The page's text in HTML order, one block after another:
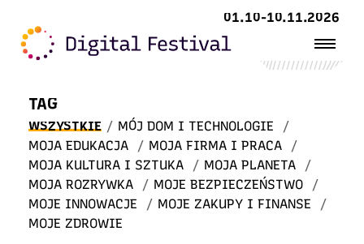
01.10-10.11.2026
w STREFIE WIEDZY
TAG
WSZYSTKIE / MÓJ DOM I TECHNOLOGIE
/
MOJA EDUKACJA
/ MOJA FIRMA I PRACA
/
MOJA KULTURA I SZTUKA
/ MOJA PLANETA
/
MOJA ROZRYWKA
/ MOJE BEZPIECZEŃSTWO
/
MOJE INNOWACJE
/ MOJE ZAKUPY I FINANSE
/
MOJE ZDROWIE